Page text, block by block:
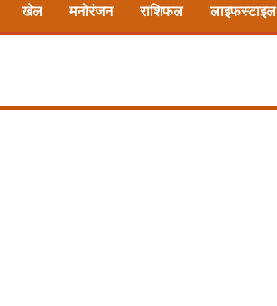
खेल मनोरंजन राशिफल लाइफस्टाइल